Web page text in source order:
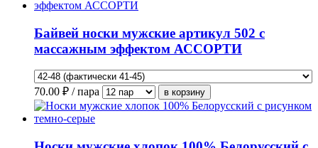
Байвей носки мужские артикул 502 с
массажным эффектом АССОРТИ
70.00 ₽ / пара